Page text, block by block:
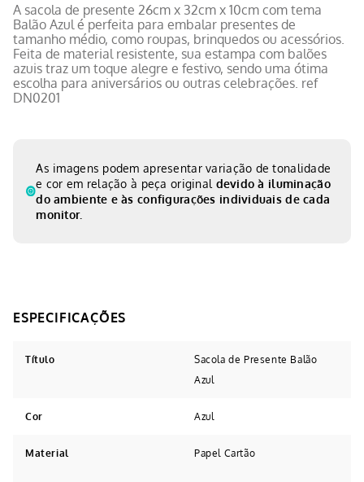
A sacola de presente 26cm x 32cm x 10cm com tema
Balão Azul é perfeita para embalar presentes de
tamanho médio, como roupas, brinquedos ou acessórios.
Feita de material resistente, sua estampa com balões
azuis traz um toque alegre e festivo, sendo uma ótima
escolha para aniversários ou outras celebrações. ref
DN0201
As imagens podem apresentar variação de tonalidade
e cor em relação à peça original devido à iluminação
do ambiente e às configurações individuais de cada
monitor.
Título
Sacola de Presente Balão
Azul
Cor Azul
Material Papel Cartão